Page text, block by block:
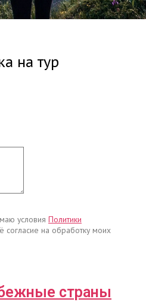
на тур
условия Политики
согласие на обработку моих
страны